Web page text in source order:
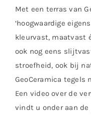
Met een terras van
‘hoogwaardige
kleurvast, maatvast
ook nog eens
stroefheid, ook bij
GeoCeramica tegels
Een video over de
vindt u onder aan de